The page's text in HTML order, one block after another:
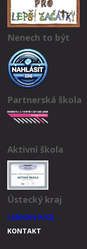
Nenech to být
Partnerská škola
Aktivní škola
Ústecký kraj
KONTAKT